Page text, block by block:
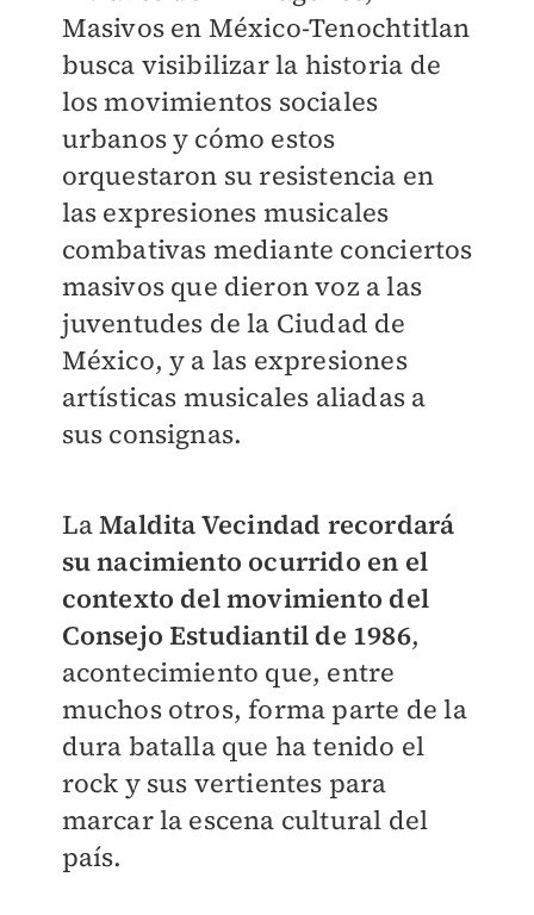
Masivos en México-Tenochtitlan
busca visibilizar la historia de
los movimientos sociales
urbanos y cómo estos
orquestaron su resistencia en
las expresiones musicales
combativas mediante conciertos
masivos que dieron voz a las
juventudes de la Ciudad de
México, y a las expresiones
artísticas musicales aliadas a
sus consignas.
LaMaldita Vecindad recordará
su nacimiento ocurrido en el
contexto del movimiento del
Consejo Estudiantil de 1986,
acontecimiento que, entre
muchos otros, forma parte de la
dura batalla que ha tenido el
rock y sus vertientes para
marcar la escena cultural del
país.